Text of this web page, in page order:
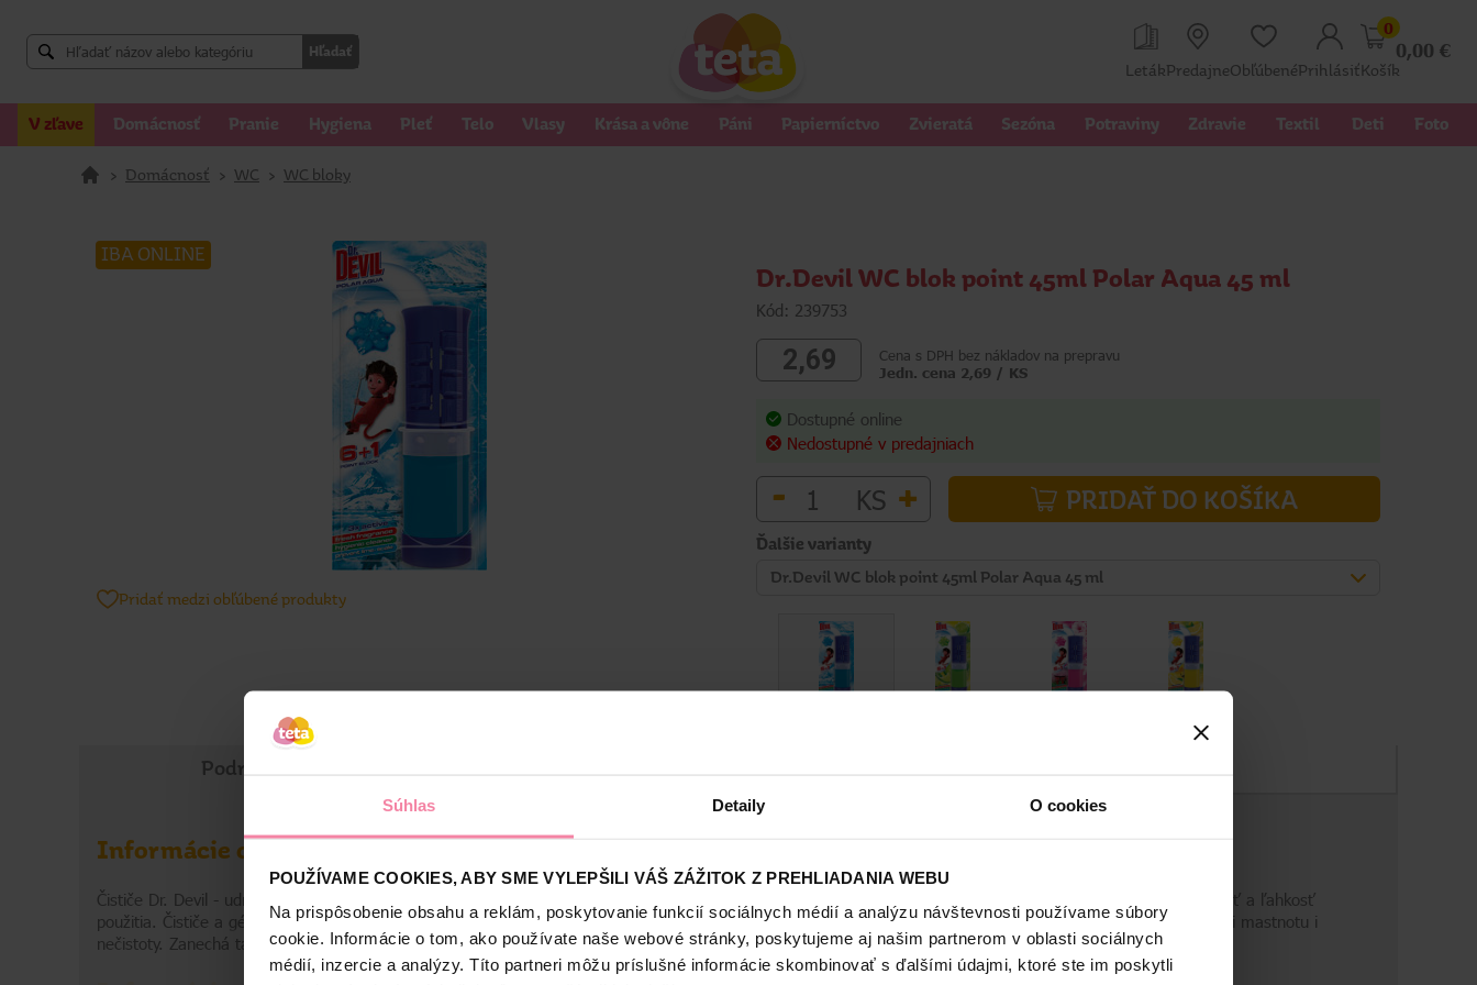
Súhlas Detaily O cookies
POUŽÍVAME COOKIES, ABY SME VYLEPŠILI VÁŠ ZÁŽITOK Z PREHLIADANIA WEBU
Na prispôsobenie obsahu a reklám, poskytovanie funkcií sociálnych médií a analýzu návštevnosti používame súbory
cookie. Informácie o tom, ako používate naše webové stránky, poskytujeme aj našim partnerom v oblasti sociálnych
médií, inzercie a analýzy. Títo partneri môžu príslušné informácie skombinovať s ďalšími údajmi, ktoré ste im poskytli
Hľadať
LetákPredajneObľúbenéPrihlásiť
0
0,00 €
Košík
V zľave Domácnosť Pranie Hygiena Pleť Telo Vlasy Krása a vône Páni Papierníctvo Zvieratá Sezóna Potraviny Zdravie Textil Deti Foto
> Domácnosť > WC > WC bloky
IBA ONLINE
Pridať medzi obľúbené produkty
Dr.Devil WC blok point 45ml Polar Aqua 45 ml
Kód: 239753
2,69
Cena s DPH bez nákladov na prepravu
Jedn. cena 2,69 / KS
Dostupné online
Nedostupné v predajniach
- KS + PRIDAŤ DO KOŠÍKA
Ďalšie varianty
Dr.Devil WC blok point 45ml Polar Aqua 45 ml
Podrobné informácie
Informácie o značke
Čističe Dr. Devil - udržujte vaše WC a kúpeľňu dlhodobo čisté s prípravkami Dr. Devil. Čističe Dr. Devil pre vás vyrábame so zameraním na maximálnu účinnosť a ľahkosť
použitia. Čističe a gély Dr. Devil kompletne ochránia WC a zbavia ho vodného kameňa. Univerzálny čistiaci prostriedok Dr. Devil s dlhotrvajúcou vôňou odstráni mastnotu i
nečistoty. Zanechá tak všetky omývateľné plochy čisté a žiarivo lesklé.